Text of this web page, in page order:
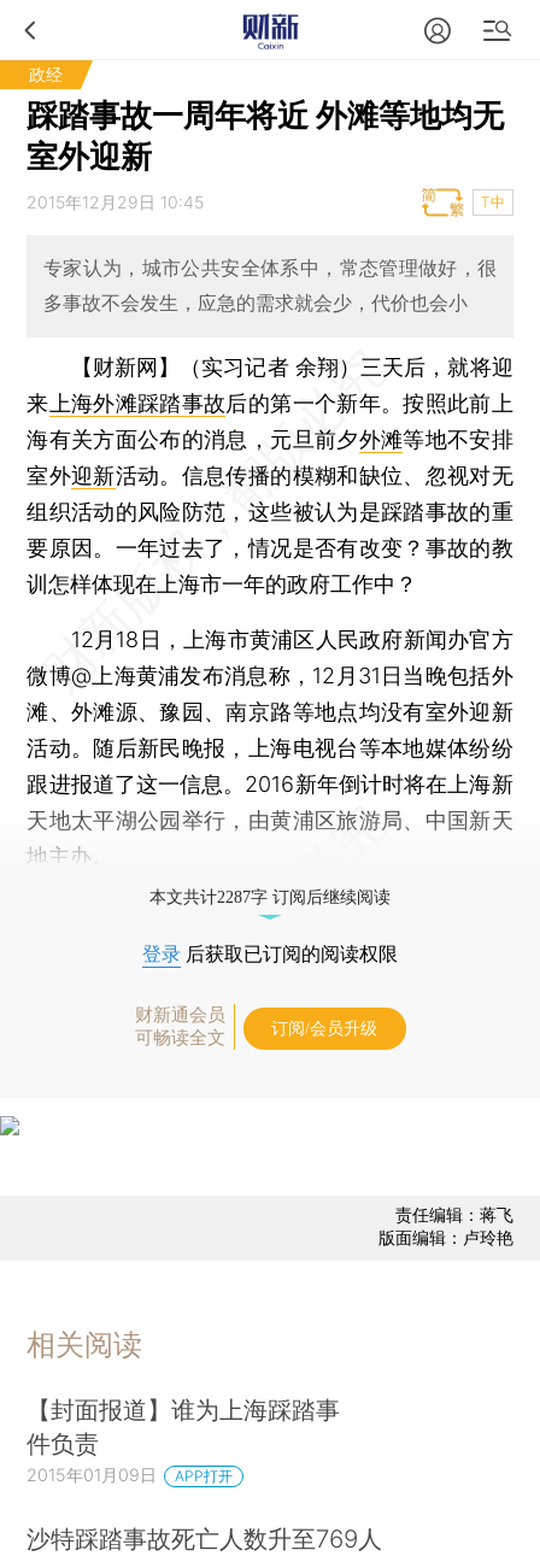
政经
踩踏事故一周年将近 外滩等地均无
室外迎新
2015年12月29日 10:45 T中
专家认为，城市公共安全体系中，常态管理做好，很
多事故不会发生，应急的需求就会少，代价也会小
【财新网】（实习记者 余翔） 三天后，就将迎
来 上海外滩踩踏事故后的第一个新年。按照此前上
海有关方面公布的消息，元旦前夕外滩等地不安排
室外迎新活动。信息传播的模糊和缺位、忽视对无
组织活动的风险防范，这些被认为是踩踏事故的重
要原因。一年过去了，情况是否有改变？事故的教
训怎样体现在上海市一年的政府工作中？
12月18日，上海市黄浦区人民政府新闻办官方
微博@上海黄浦发布消息称，12月31日当晚包括外
滩、外滩源、豫园、南京路等地点均没有室外迎新
活动。随后新民晚报，上海电视台等本地媒体纷纷
跟进报道了这一信息。2016新年倒计时将在上海新
天地太平湖公园举行，由黄浦区旅游局、中国新天
地主办。
本文共计2287字 订阅后继续阅读
登录 后获取已订阅的阅读权限
财新通会员
可畅读全文
订阅/会员升级
责任编辑：蒋飞
版面编辑：卢玲艳
相关阅读
【封面报道】谁为上海踩踏事
件负责
2015年01月09日 APP打开
沙特踩踏事故死亡人数升至769人